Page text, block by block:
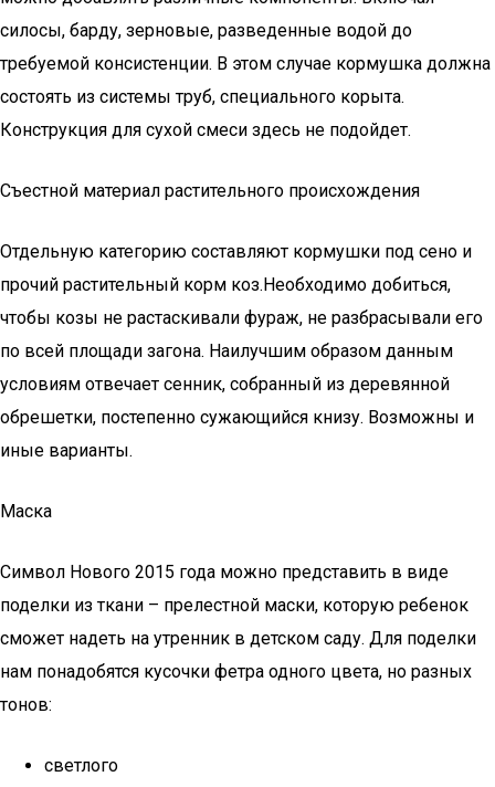
силосы, барду, зерновые, разведенные водой до
требуемой консистенции. В этом случае кормушка должна
состоять из системы труб, специального корыта.
Конструкция для сухой смеси здесь не подойдет.
Съестной материал растительного происхождения
Отдельную категорию составляют кормушки под сено и
прочий растительный корм коз.Необходимо добиться,
чтобы козы не растаскивали фураж, не разбрасывали его
по всей площади загона. Наилучшим образом данным
условиям отвечает сенник, собранный из деревянной
обрешетки, постепенно сужающийся книзу. Возможны и
иные варианты.
Маска
Символ Нового 2015 года можно представить в виде
поделки из ткани – прелестной маски, которую ребенок
сможет надеть на утренник в детском саду. Для поделки
нам понадобятся кусочки фетра одного цвета, но разных
тонов:
светлого